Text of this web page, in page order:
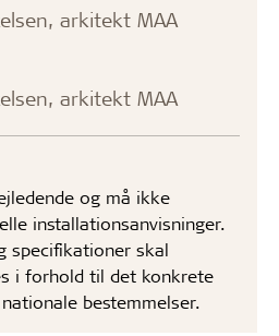
arkitekt MAA
arkitekt MAA
og må ikke
installationsanvisninger.
specifikationer skal
i forhold til det konkrete
bestemmelser.